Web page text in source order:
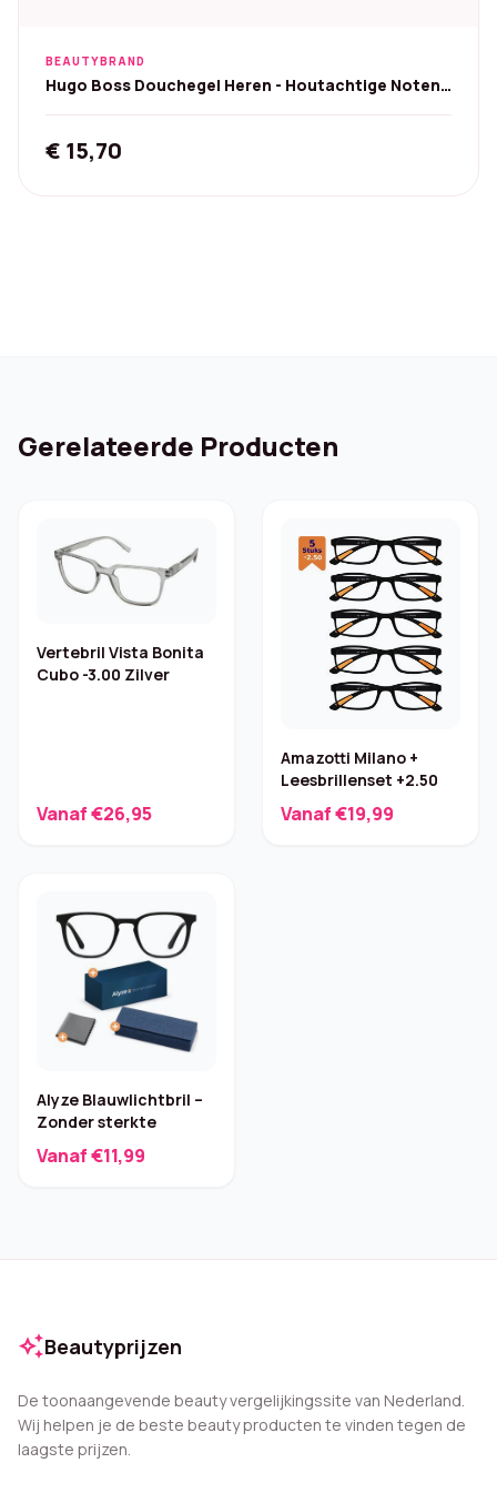
BEAUTYBRAND
Hugo Boss Douchegel Heren - Houtachtige Noten -
€ 15,70
Gerelateerde Producten
Vertebril Vista Bonita
Cubo -3.00 Zilver
Vanaf €26,95
Amazotti Milano +
Leesbrillenset +2.50
Vanaf €19,99
Alyze Blauwlichtbril –
Zonder sterkte
Vanaf €11,99
auto_awesomeBeautyprijzen
De toonaangevende beauty vergelijkingssite van Nederland.
Wij helpen je de beste beauty producten te vinden tegen de
laagste prijzen.